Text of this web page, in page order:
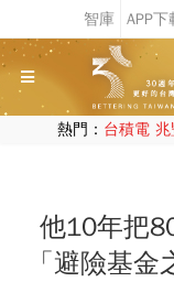
熱門： 台積電 兆
他10年把
「避險基